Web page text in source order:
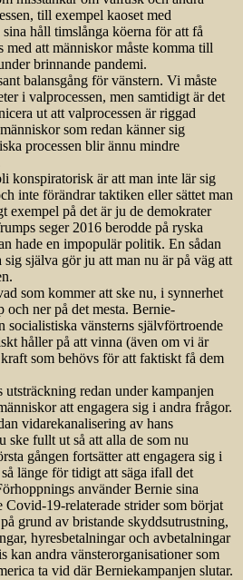
till exempel kaoset med
håll timslånga köerna för att få
med att människor måste komma till
brinnande pandemi.
balansgång för vänstern. Vi måste
i valprocessen, men samtidigt är det
ut att valprocessen är riggad
som redan känner sig
processen blir ännu mindre
konspiratorisk är att man inte lär sig
inte förändrar taktiken eller sättet man
exempel på det är ju de demokrater
seger 2016 berodde på ryska
hade en impopulär politik. En sådan
själva gör ju att man nu är på väg att
som kommer att ske nu, i synnerhet
ner på det mesta. Bernie-
socialistiska vänsterns självförtroende
håller på att vinna (även om vi är
som behövs för att faktiskt få dem
redan under kampanjen
att engagera sig i andra frågor.
vidarekanalisering av hans
ske fullt ut så att alla de som nu
gången fortsätter att engagera sig i
länge för tidigt att säga ifall det
använder Bernie sina
19-relaterade strider som börjat
grund av bristande skyddsutrustning,
hyresbetalningar och avbetalningar
kan andra vänsterorganisationer som
ta vid där Berniekampanjen slutar.